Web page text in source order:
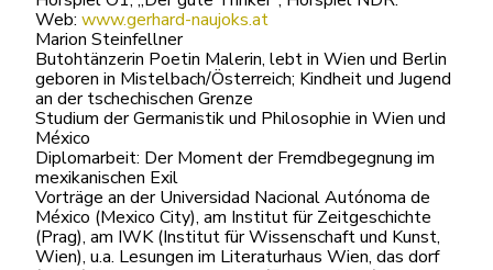
Web: www.gerhard-naujoks.at
Marion Steinfellner
Butohtänzerin Poetin Malerin, lebt in Wien und Berlin
geboren in Mistelbach/Österreich; Kindheit und Jugend
an der tschechischen Grenze
Studium der Germanistik und Philosophie in Wien und
México
Diplomarbeit: Der Moment der Fremdbegegnung im
mexikanischen Exil
Vorträge an der Universidad Nacional Autónoma de
México (Mexico City), am Institut für Zeitgeschichte
(Prag), am IWK (Institut für Wissenschaft und Kunst,
Wien), u.a. Lesungen im Literaturhaus Wien, das dorf